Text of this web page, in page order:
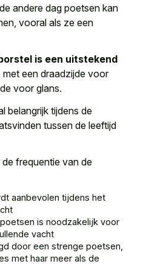
andere dag poetsen kan
vooral als ze een
is een uitstekend
met een draadzijde voor
voor glans.
belangrijk tijdens de
tussen de leeftijd
frequentie van de
aanbevolen tijdens het
is noodzakelijk voor
vacht
door een strenge poetsen,
met haar meer als de